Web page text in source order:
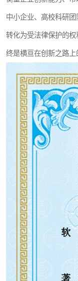
中小企业、高校科研
转化为受法律保护的
终是横亘在创新之路上